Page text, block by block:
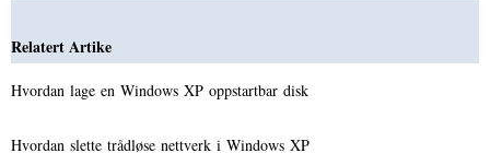
Relatert Artike
Hvordan lage en Windows XP oppstartbar disk
Hvordan slette trådløse nettverk i Windows XP